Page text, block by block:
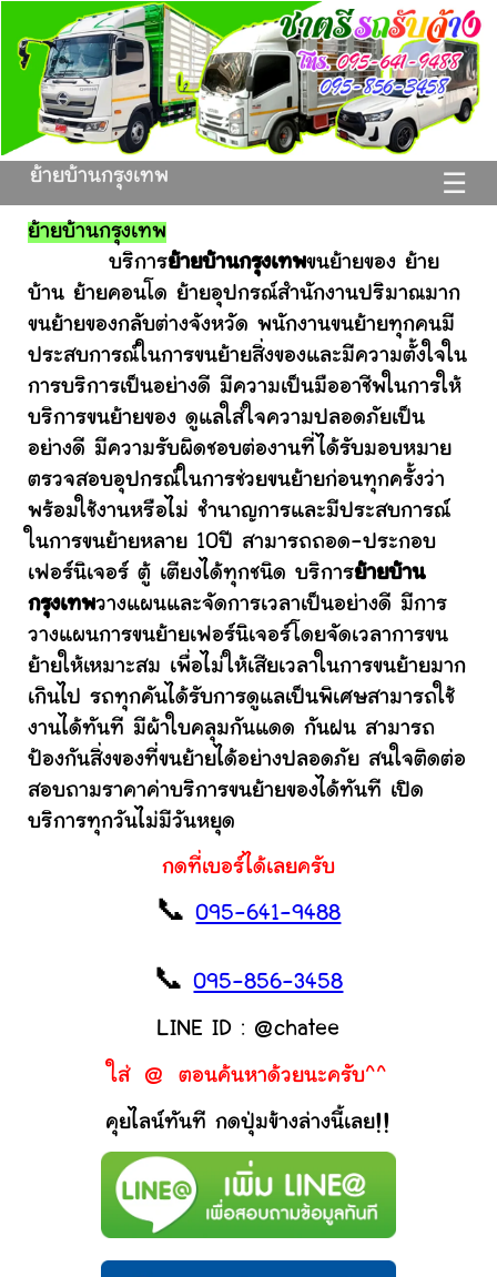
☰
ย้ายบ้านกรุงเทพ
ย้ายบ้านกรุงเทพ
บริการย้ายบ้านกรุงเทพขนย้ายของ ย้าย
บ้าน ย้ายคอนโด ย้ายอุปกรณ์สำนักงานปริมาณมาก
ขนย้ายของกลับต่างจังหวัด พนักงานขนย้ายทุกคนมี
ประสบการณ์ในการขนย้ายสิ่งของและมีความตั้งใจใน
การบริการเป็นอย่างดี มีความเป็นมืออาชีพในการให้
บริการขนย้ายของ ดูแลใส่ใจความปลอดภัยเป็น
อย่างดี มีความรับผิดชอบต่องานที่ได้รับมอบหมาย
ตรวจสอบอุปกรณ์ในการช่วยขนย้ายก่อนทุกครั้งว่า
พร้อมใช้งานหรือไม่ ชำนาญการและมีประสบการณ์
ในการขนย้ายหลาย 10ปี สามารถถอด-ประกอบ
เฟอร์นิเจอร์ ตู้ เตียงได้ทุกชนิด บริการย้ายบ้าน
กรุงเทพวางแผนและจัดการเวลาเป็นอย่างดี มีการ
วางแผนการขนย้ายเฟอร์นิเจอร์โดยจัดเวลาการขน
ย้ายให้เหมาะสม เพื่อไม่ให้เสียเวลาในการขนย้ายมาก
เกินไป รถทุกคันได้รับการดูแลเป็นพิเศษสามารถใช้
งานได้ทันที มีผ้าใบคลุมกันแดด กันฝน สามารถ
ป้องกันสิ่งของที่ขนย้ายได้อย่างปลอดภัย สนใจติดต่อ
สอบถามราคาค่าบริการขนย้ายของได้ทันที เปิด
บริการทุกวันไม่มีวันหยุด
กดที่เบอร์ได้เลยครับ
📞095-641-9488
📞095-856-3458
LINE ID : @chatee
ใส่ @ ตอนค้นหาด้วยนะครับ^^
คุยไลน์ทันที กดปุ่มข้างล่างนี้เลย!!